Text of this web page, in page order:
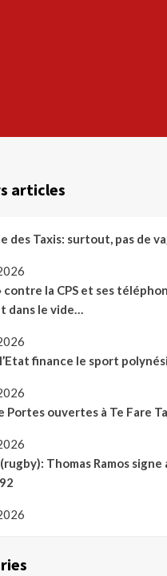
articles
des Taxis: surtout, pas de
contre la CPS et ses
dans le vide…
finance le sport
Portes ouvertes à Te Fare
Thomas Ramos signe